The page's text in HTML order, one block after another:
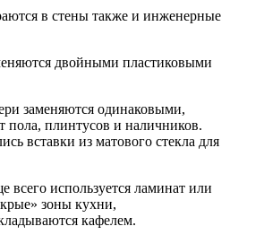
в стены также и инженерные
двойными пластиковыми
заменяются одинаковыми,
пола, плинтусов и наличников.
вставки из матового стекла для
всего используется ламинат или
зоны кухни,
кафелем.